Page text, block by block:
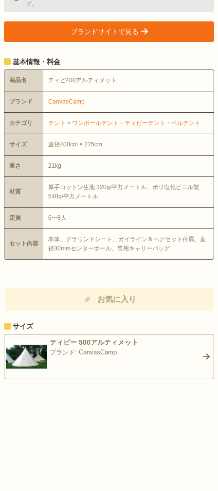
グ。
ブランドサイトで見る
>
基本情報・料金
商品名 ティピ400アルティメット
ブランド CanvasCamp
カテゴリ テント > ワンポールテント・ティピーテント・ベルテント
サイズ 直径400cm × 275cm
重さ 21kg
材質
厚手コットン生地 320g/平方メートル、ポリ塩化ビニル製
540g/平方メートル
定員 6〜8人
セット内容
本体、グラウンドシート、ガイライン＆ペグセット付属、直
径30mmセンターポール、専用キャリーバッグ
お気に入り
サイズ
ティピー 500アルティメット
ブランド: CanvasCamp